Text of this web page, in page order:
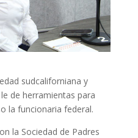
sudcaliforniana y
de herramientas para
la funcionaria federal.
la Sociedad de Padres